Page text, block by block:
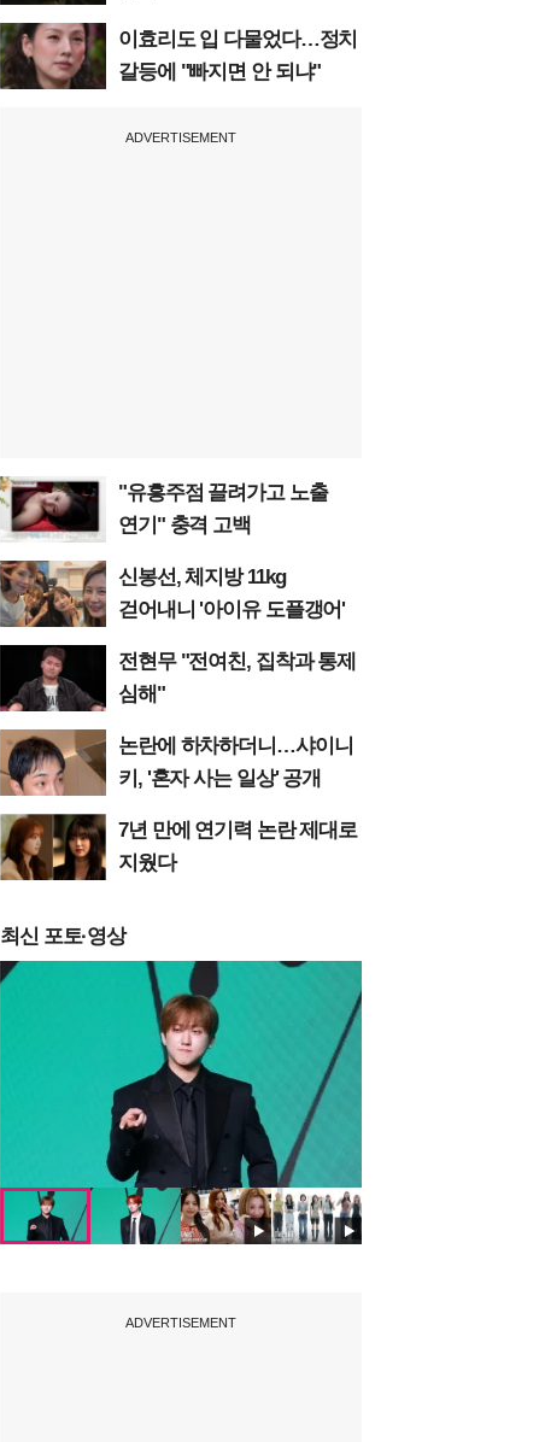
이효리도 입 다물었다…정치
갈등에 "빠지면 안 되냐"
ADVERTISEMENT
"유흥주점 끌려가고 노출
연기" 충격 고백
신봉선, 체지방 11kg
걷어내니 '아이유 도플갱어'
전현무 "전여친, 집착과 통제
심해"
논란에 하차하더니…샤이니
키, '혼자 사는 일상' 공개
7년 만에 연기력 논란 제대로
지웠다
최신 포토·영상
ADVERTISEMENT